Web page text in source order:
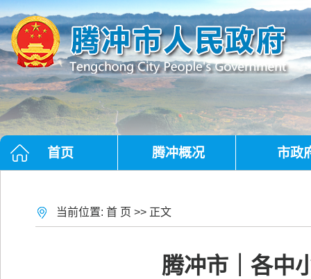
首页 腾冲概况 市政
当前位置: 首 页 >> 正文
腾冲市｜各中